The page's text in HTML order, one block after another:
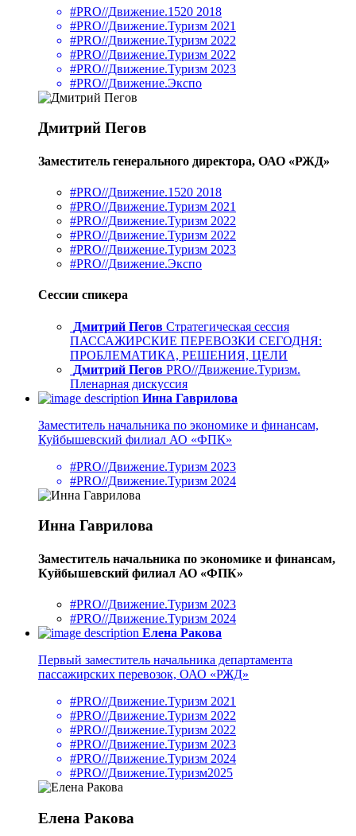
#PRO//Движение.1520 2018
#PRO//Движение.Туризм 2021
#PRO//Движение.Туризм 2022
#PRO//Движение.Туризм 2022
#PRO//Движение.Туризм 2023
#PRO//Движение.Экспо
Дмитрий Пегов
Заместитель генерального директора, ОАО «РЖД»
#PRO//Движение.1520 2018
#PRO//Движение.Туризм 2021
#PRO//Движение.Туризм 2022
#PRO//Движение.Туризм 2022
#PRO//Движение.Туризм 2023
#PRO//Движение.Экспо
Сессии спикера
Дмитрий Пегов Стратегическая сессия
ПАССАЖИРСКИЕ ПЕРЕВОЗКИ СЕГОДНЯ:
ПРОБЛЕМАТИКА, РЕШЕНИЯ, ЦЕЛИ
Дмитрий Пегов PRO//Движение.Туризм.
Пленарная дискуссия
Инна Гаврилова
Заместитель начальника по экономике и финансам,
Куйбышевский филиал АО «ФПК»
#PRO//Движение.Туризм 2023
#PRO//Движение.Туризм 2024
Инна Гаврилова
Заместитель начальника по экономике и финансам,
Куйбышевский филиал АО «ФПК»
#PRO//Движение.Туризм 2023
#PRO//Движение.Туризм 2024
Елена Ракова
Первый заместитель начальника департамента
пассажирских перевозок, ОАО «РЖД»
#PRO//Движение.Туризм 2021
#PRO//Движение.Туризм 2022
#PRO//Движение.Туризм 2022
#PRO//Движение.Туризм 2023
#PRO//Движение.Туризм 2024
#PRO//Движение.Туризм2025
Елена Ракова